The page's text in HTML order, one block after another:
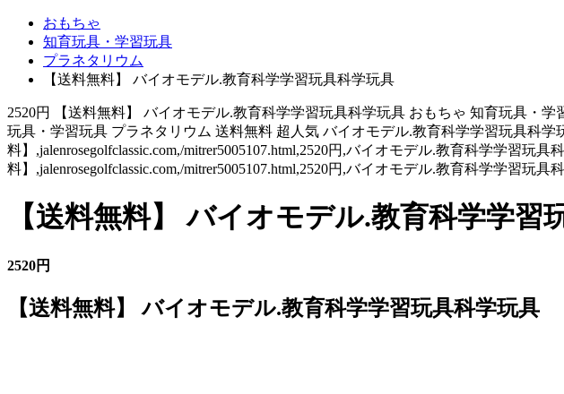
おもちゃ
知育玩具・学習玩具
プラネタリウム
【送料無料】 バイオモデル.教育科学学習玩具科学玩具
2520円 【送料無料】 バイオモデル.教育科学学習玩具科学玩具 おもちゃ 知育玩具・
玩具・学習玩具 プラネタリウム 送料無料 超人気 バイオモデル.教育科学学習玩具科
料】,jalenrosegolfclassic.com,/mitrer5005107.html,2520円,バイオモデル.教育科学学習玩
料】,jalenrosegolfclassic.com,/mitrer5005107.html,2520円,バイオモデル.教育科学学習玩
【送料無料】 バイオモデル.教育科学学習
2520円
【送料無料】 バイオモデル.教育科学学習玩具科学玩具